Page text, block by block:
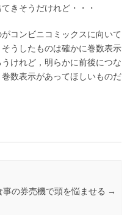
きそうだけれど・・・
コンビニコミックスに向いて
うしたものは確かに巻数表示
けれど，明らかに前後につな
数表示があってほしいものだ
事の券売機で頭を悩ませる →